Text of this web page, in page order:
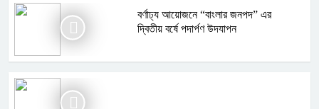
বর্ণাঢ্য আয়োজনে “বাংলার জনপদ” এর
দ্বিতীয় বর্ষে পদার্পণ উদযাপন